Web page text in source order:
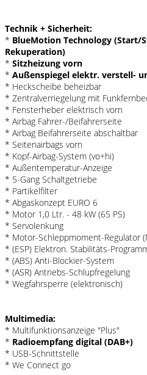
Technik + Sicherheit:
* BlueMotion Technology (Start/
Rekuperation)
* Sitzheizung vorn
* Außenspiegel elektr. verstell-
* Heckscheibe beheizbar
* Zentralverriegelung mit
* Fensterheber elektrisch vorn
* Airbag Fahrer-/Beifahrerseite
* Airbag Beifahrerseite abschaltbar
* Seitenairbags vorn
* Kopf-Airbag-System (vo+hi)
* Außentemperatur-Anzeige
* 5-Gang Schaltgetriebe
* Partikelfilter
* Abgaskonzept EURO 6
* Motor 1,0 Ltr. - 48 kW (65 PS)
* Servolenkung
* Motor-Schleppmoment-Regulator
* (ESP) Elektron. Stabilitäts-
* (ABS) Anti-Blockier-System
* (ASR) Antriebs-Schlupfregelung
* Wegfahrsperre (elektronisch)
Multimedia:
* Multifunktionsanzeige "Plus"
* Radioempfang digital (DAB+)
* USB-Schnittstelle
* We Connect go